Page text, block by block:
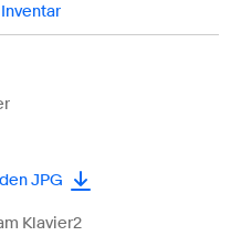
JPG
Klavier2